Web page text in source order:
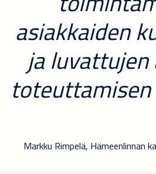
asiakkaiden
ja
Markku Rimpelä, Hämeenlinnan